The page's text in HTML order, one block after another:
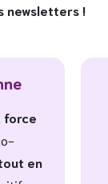
newsletters !
force
en